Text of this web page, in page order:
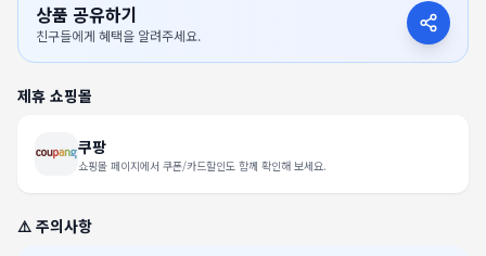
상품 공유하기
친구들에게 혜택을 알려주세요.
제휴 쇼핑몰
쿠팡
쇼핑몰 페이지에서 쿠폰/카드할인도 함께 확인해 보세요.
⚠️ 주의사항